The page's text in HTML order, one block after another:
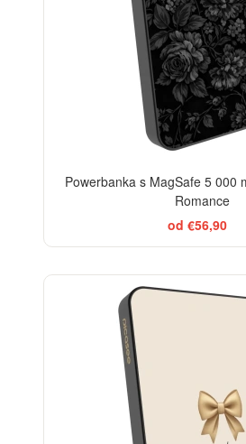
Powerbanka s MagSafe 5 000
Romance
od €56,90